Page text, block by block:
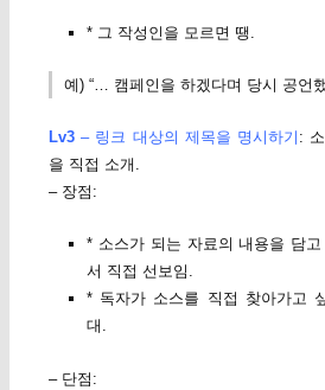
* 그 작성인을 모르면 땡.
예) “… 캠페인을 하겠다며 당시 공언
Lv3– 링크 대상의 제목을 명시하기 :
을 직접 소개.
– 장점:
* 소스가 되는 자료의 내용을 담고
서 직접 선보임.
* 독자가 소스를 직접 찾아가고
대.
– 단점: